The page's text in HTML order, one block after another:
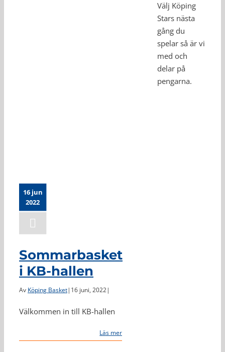
16 jun
2022
Sommarbasket
i KB-hallen
Av Köping Basket| 16 juni, 2022|
Välkommen in till KB-hallen
Läs mer
Välj Köping
Stars nästa
gång du
spelar så är vi
med och
delar på
pengarna.